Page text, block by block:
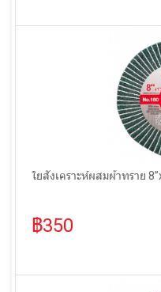
ใยสังเคราะห์ผสมผ้าทราย
฿350